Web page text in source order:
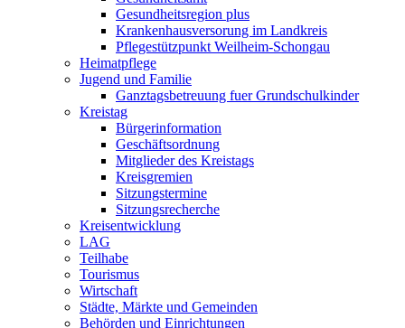
Gesundheitsregion plus
Krankenhausversorung im Landkreis
Pflegestützpunkt Weilheim-Schongau
Heimatpflege
Jugend und Familie
Ganztagsbetreuung fuer Grundschulkinder
Kreistag
Bürgerinformation
Geschäftsordnung
Mitglieder des Kreistags
Kreisgremien
Sitzungstermine
Sitzungsrecherche
Kreisentwicklung
LAG
Teilhabe
Tourismus
Wirtschaft
Städte, Märkte und Gemeinden
Behörden und Einrichtungen